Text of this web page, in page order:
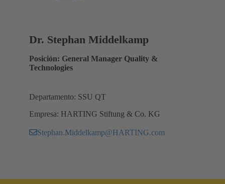
Dr. Stephan Middelkamp
Posición: General Manager Quality &
Technologies
Departamento: SSU QT
Empresa: HARTING Stiftung & Co. KG
Stephan.Middelkamp@HARTING.com